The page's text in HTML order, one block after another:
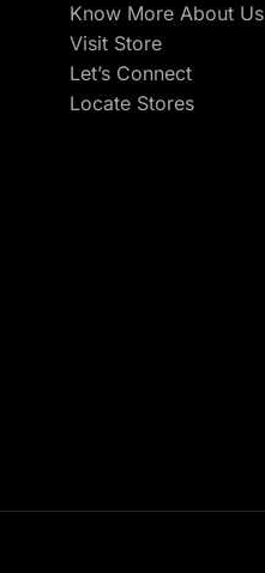
Know More About Us
Visit Store
Let’s Connect
Locate Stores